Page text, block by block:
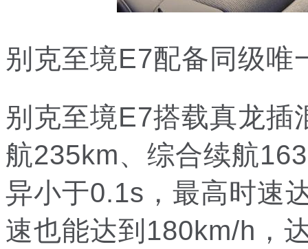
别克至境E7配备同级唯
别克至境E7搭载真龙插
航235km、综合续航
异小于0.1s，最高时速
速也能达到180km/h，